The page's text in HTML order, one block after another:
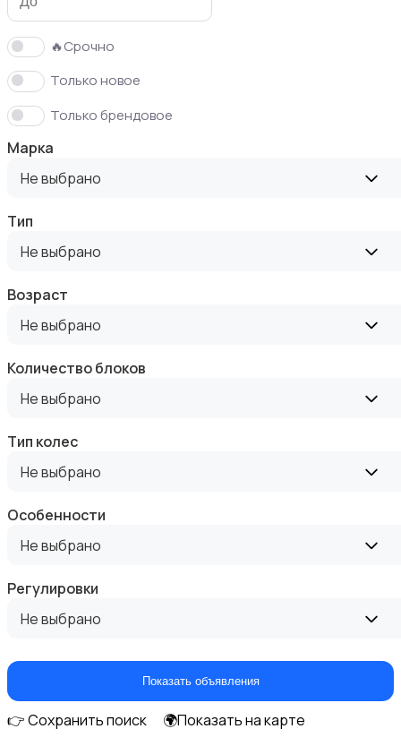
Кормление и питание
Купание
Подгузники и горшки
Радио- и видеоняни
🔥Срочно
Только новое
Только брендовое
Марка
Не выбрано
Тип
Не выбрано
Возраст
Не выбрано
Количество блоков
Не выбрано
Тип колес
Не выбрано
Особенности
Не выбрано
Регулировки
Не выбрано
Показать объявления
👉 Сохранить поиск
🌍Показать на карте